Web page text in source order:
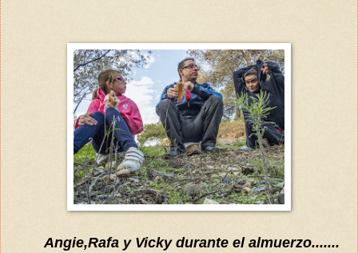
Angie,Rafa y Vicky durante el almuerzo.......